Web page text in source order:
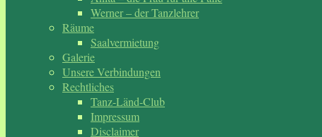
Werner – der Tanzlehrer
Räume
Saalvermietung
Galerie
Unsere Verbindungen
Rechtliches
Tanz-Länd-Club
Impressum
Disclaimer